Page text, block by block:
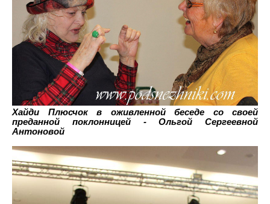
Хайди Плюсчок в оживленной беседе со своей
преданной поклонницей - Ольгой Сергеевной
Антоновой